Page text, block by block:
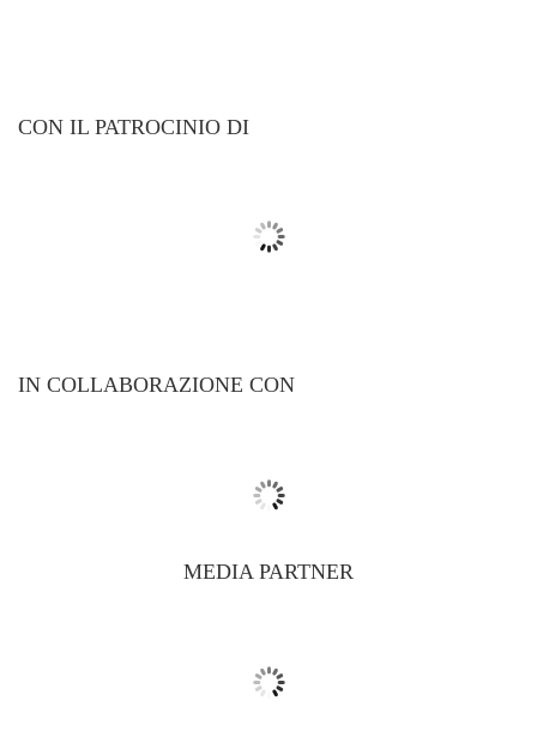
CON IL PATROCINIO DI
IN COLLABORAZIONE CON
MEDIA PARTNER